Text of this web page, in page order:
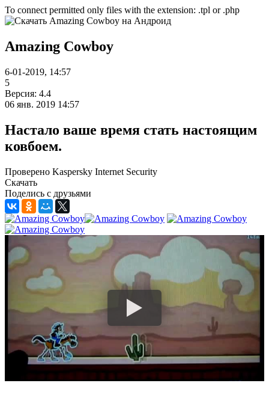
To connect permitted only files with the extension: .tpl or .php
Amazing Cowboy
6-01-2019, 14:57
5
Версия: 4.4
06 янв. 2019 14:57
Настало ваше время стать настоящим
ковбоем.
Проверено Kaspersky Internet Security
Скачать
Поделись с друзьями